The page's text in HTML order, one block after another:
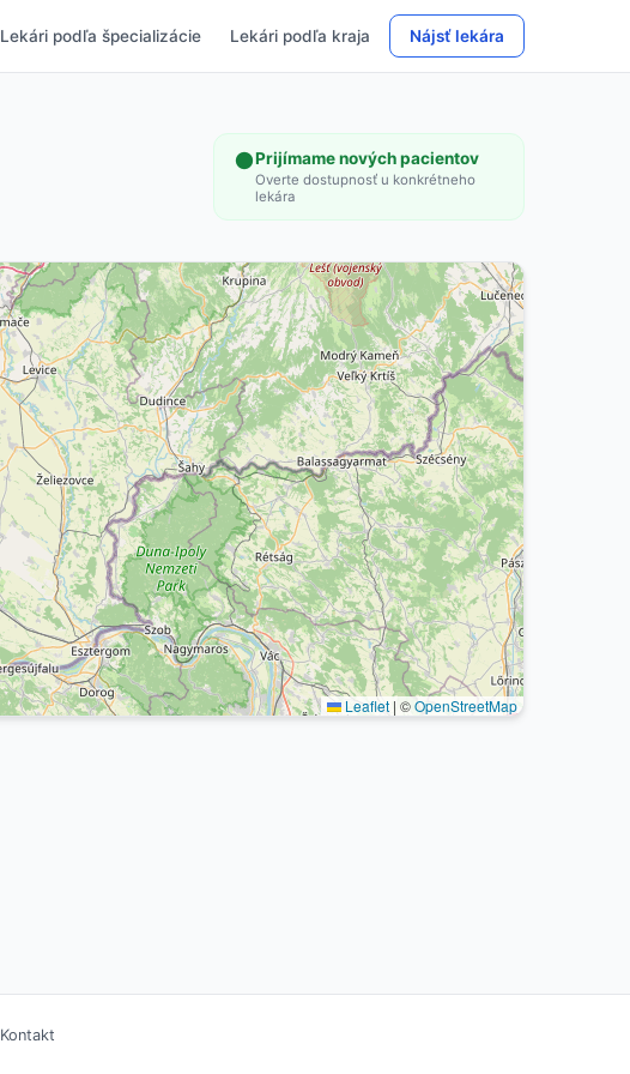
Lekári podľa špecializácie Lekári podľa kraja Nájsť lekára
Prijímame nových pacientov
Overte dostupnosť u konkrétneho
lekára
Leaflet | ©OpenStreetMap
Kontakt